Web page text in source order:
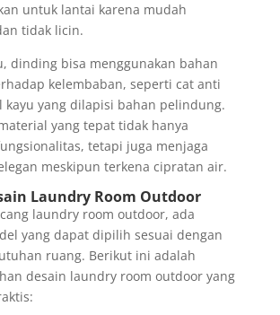
untuk lantai karena mudah
tidak licin.
dinding bisa menggunakan bahan
kelembaban, seperti cat anti
kayu yang dilapisi bahan pelindung.
yang tepat tidak hanya
tetapi juga menjaga
meskipun terkena cipratan air.
Laundry Room Outdoor
laundry room outdoor, ada
yang dapat dipilih sesuai dengan
ruang. Berikut ini adalah
desain laundry room outdoor yang